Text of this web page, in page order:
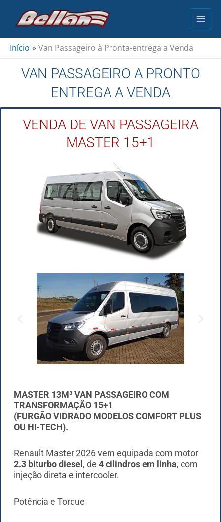
conteúdo
Início Van Passageiro à Pronta-entrega a Venda
VAN PASSAGEIRO A PRONTO
ENTREGA A VENDA
VENDA DE VAN PASSAGEIRA
MASTER 15+1
MASTER 13M³ VAN PASSAGEIRO COM
TRANSFORMAÇÃO 15+1
(FURGÃO VIDRADO MODELOS COMFORT PLUS
OU HI-TECH).
Renault Master 2026 vem equipada com motor
2.3 biturbo diesel , de 4 cilindros em linha, com
injeção direta e intercooler.
Potência e Torque